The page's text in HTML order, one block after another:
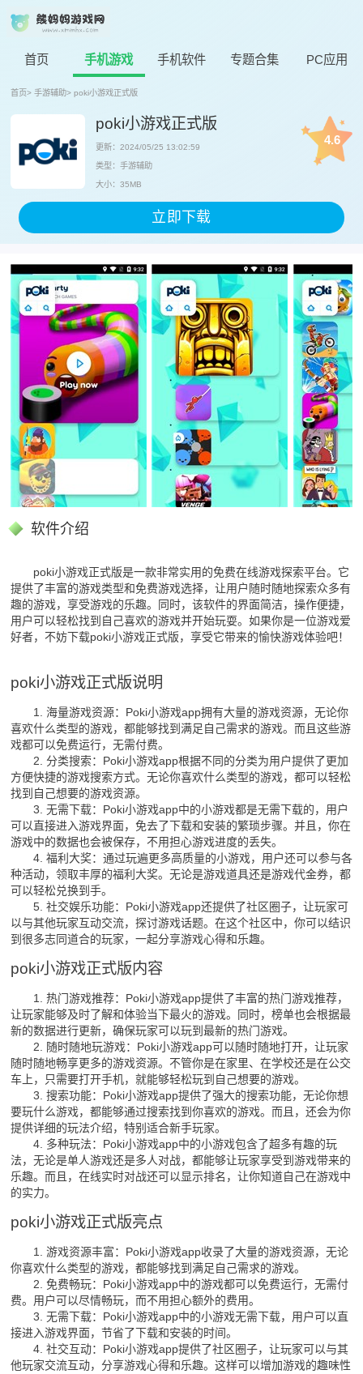
首页 手机游戏 手机软件 专题合集 PC应用
首页> 手游辅助> poki小游戏正式版
poki小游戏正式版
更新：2024/05/25 13:02:59
类型：手游辅助
大小：35MB
4.6
立即下载
软件介绍
poki小游戏正式版是一款非常实用的免费在线游戏探索平台。它
提供了丰富的游戏类型和免费游戏选择，让用户随时随地探索众多有
趣的游戏，享受游戏的乐趣。同时，该软件的界面简洁，操作便捷，
用户可以轻松找到自己喜欢的游戏并开始玩耍。如果你是一位游戏爱
好者，不妨下载poki小游戏正式版，享受它带来的愉快游戏体验吧！
poki小游戏正式版说明
1. 海量游戏资源：Poki小游戏app拥有大量的游戏资源，无论你
喜欢什么类型的游戏，都能够找到满足自己需求的游戏。而且这些游
戏都可以免费运行，无需付费。
2. 分类搜索：Poki小游戏app根据不同的分类为用户提供了更加
方便快捷的游戏搜索方式。无论你喜欢什么类型的游戏，都可以轻松
找到自己想要的游戏资源。
3. 无需下载：Poki小游戏app中的小游戏都是无需下载的，用户
可以直接进入游戏界面，免去了下载和安装的繁琐步骤。并且，你在
游戏中的数据也会被保存，不用担心游戏进度的丢失。
4. 福利大奖：通过玩遍更多高质量的小游戏，用户还可以参与各
种活动，领取丰厚的福利大奖。无论是游戏道具还是游戏代金券，都
可以轻松兑换到手。
5. 社交娱乐功能：Poki小游戏app还提供了社区圈子，让玩家可
以与其他玩家互动交流，探讨游戏话题。在这个社区中，你可以结识
到很多志同道合的玩家，一起分享游戏心得和乐趣。
poki小游戏正式版内容
1. 热门游戏推荐：Poki小游戏app提供了丰富的热门游戏推荐，
让玩家能够及时了解和体验当下最火的游戏。同时，榜单也会根据最
新的数据进行更新，确保玩家可以玩到最新的热门游戏。
2. 随时随地玩游戏：Poki小游戏app可以随时随地打开，让玩家
随时随地畅享更多的游戏资源。不管你是在家里、在学校还是在公交
车上，只需要打开手机，就能够轻松玩到自己想要的游戏。
3. 搜索功能：Poki小游戏app提供了强大的搜索功能，无论你想
要玩什么游戏，都能够通过搜索找到你喜欢的游戏。而且，还会为你
提供详细的玩法介绍，特别适合新手玩家。
4. 多种玩法：Poki小游戏app中的小游戏包含了超多有趣的玩
法，无论是单人游戏还是多人对战，都能够让玩家享受到游戏带来的
乐趣。而且，在线实时对战还可以显示排名，让你知道自己在游戏中
的实力。
poki小游戏正式版亮点
1. 游戏资源丰富：Poki小游戏app收录了大量的游戏资源，无论
你喜欢什么类型的游戏，都能够找到满足自己需求的游戏。
2. 免费畅玩：Poki小游戏app中的游戏都可以免费运行，无需付
费。用户可以尽情畅玩，而不用担心额外的费用。
3. 无需下载：Poki小游戏app中的小游戏无需下载，用户可以直
接进入游戏界面，节省了下载和安装的时间。
4. 社交互动：Poki小游戏app提供了社区圈子，让玩家可以与其
他玩家交流互动，分享游戏心得和乐趣。这样可以增加游戏的趣味性